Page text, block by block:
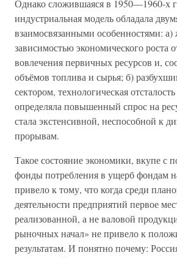
Однако сложившаяся в 1950—1960-х
индустриальная модель обладала
взаимосвязанными особенностями: а)
зависимостью экономического роста
вовлечения первичных ресурсов и,
объёмов топлива и сырья; б)
сектором, технологическая
определяла повышенный спрос на
стала экстенсивной, неспособной к
прорывам.
Такое состояние экономики, вкупе с
фонды потребления в ущерб фондам
привело к тому, что когда среди
деятельности предприятий первое
реализованной, а не валовой
рыночных начал» не привело к
результатам. И понятно почему: